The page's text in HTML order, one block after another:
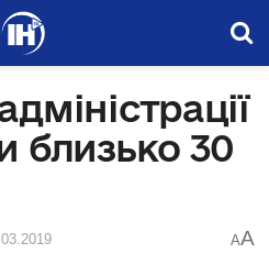
близько 30
AA